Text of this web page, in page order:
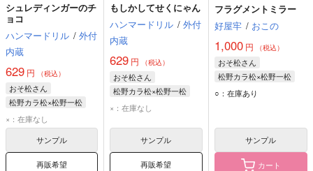
シュレディンガーのチ
ョコ
ハンマードリル / 外付
内蔵
629 円 （税込）
おそ松さん
松野カラ松×松野一松
松野カラ松
×：在庫なし
サンプル
再販希望
もしかしてせくにゃん
ハンマードリル / 外付
内蔵
629 円 （税込）
おそ松さん
松野カラ松×松野一松
松野カラ松
×：在庫なし
サンプル
再販希望
フラグメントミラー
好屋牢 / おこの
1,000円 （税込）
おそ松さん
松野カラ松×松野一松
松野カラ松
○：在庫あり
サンプル
カート